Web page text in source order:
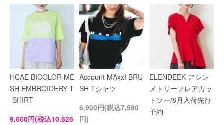
HCAE BICOLOR ME
SH EMBROIDERY T
-SHIRT
9,660円(税込10,626
Account MAxxI BRU
SH Tシャツ
6,900円(税込7,590
円)
ELENDEEK アシン
メトリーフレアカッ
トソー/8月入荷先行
予約